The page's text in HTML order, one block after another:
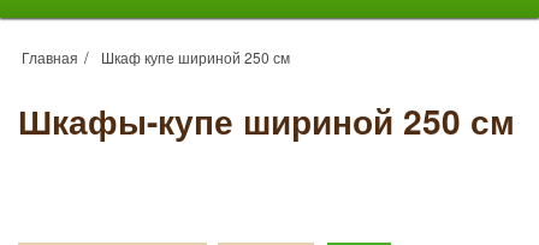
Главная Шкаф купе шириной 250 см
Шкафы-купе шириной 250 см